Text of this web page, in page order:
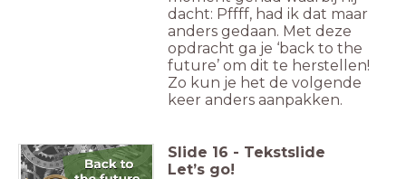
dacht: Pffff, had ik dat maar
anders gedaan. Met deze
opdracht ga je ‘back to the
future’ om dit te herstellen!
Zo kun je het de volgende
keer anders aanpakken.
Slide 16 - Tekstslide
Let’s go!